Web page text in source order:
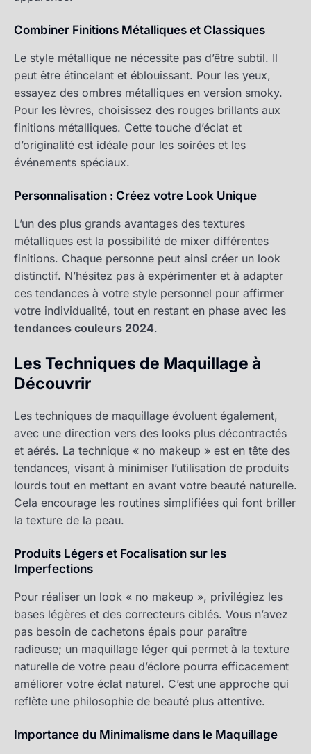
Combiner Finitions Métalliques et Classiques
Le style métallique ne nécessite pas d’être subtil. Il
peut être étincelant et éblouissant. Pour les yeux,
essayez des ombres métalliques en version smoky.
Pour les lèvres, choisissez des rouges brillants aux
finitions métalliques. Cette touche d’éclat et
d’originalité est idéale pour les soirées et les
événements spéciaux.
Personnalisation : Créez votre Look Unique
L’un des plus grands avantages des textures
métalliques est la possibilité de mixer différentes
finitions. Chaque personne peut ainsi créer un look
distinctif. N’hésitez pas à expérimenter et à adapter
ces tendances à votre style personnel pour affirmer
votre individualité, tout en restant en phase avec les
tendances couleurs 2024.
Les Techniques de Maquillage à
Découvrir
Les techniques de maquillage évoluent également,
avec une direction vers des looks plus décontractés
et aérés. La technique « no makeup » est en tête des
tendances, visant à minimiser l’utilisation de produits
lourds tout en mettant en avant votre beauté naturelle.
Cela encourage les routines simplifiées qui font briller
la texture de la peau.
Produits Légers et Focalisation sur les
Imperfections
Pour réaliser un look « no makeup », privilégiez les
bases légères et des correcteurs ciblés. Vous n’avez
pas besoin de cachetons épais pour paraître
radieuse; un maquillage léger qui permet à la texture
naturelle de votre peau d’éclore pourra efficacement
améliorer votre éclat naturel. C’est une approche qui
reflète une philosophie de beauté plus attentive.
Importance du Minimalisme dans le Maquillage